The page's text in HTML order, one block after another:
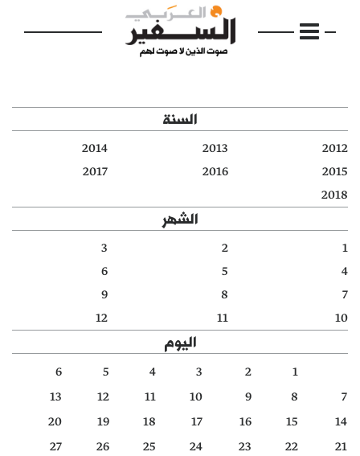
الرئيسية
مواضيع
دفاتر
الأرشيف
السنة
2012
2013
2014
2015
2016
2017
2018
الشهر
1
2
3
4
5
6
7
8
9
10
11
12
اليوم
1
2
3
4
5
6
7
8
9
10
11
12
13
14
15
16
17
18
19
20
21
22
23
24
25
26
27